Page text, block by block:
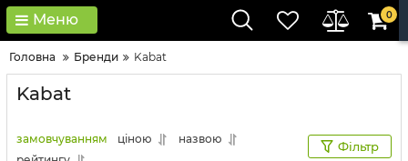
Меню 0
Головна Бренди Kabat
Kabat
замовчуванням ціною
назвою
Фільтр